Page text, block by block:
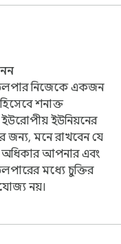
নন
নিজেকে একজন
শনাক্ত
ইউরোপীয় ইউনিয়নের
জন্য, মনে রাখবেন যে
অধিকার আপনার এবং
মধ্যে চুক্তির
নয়।